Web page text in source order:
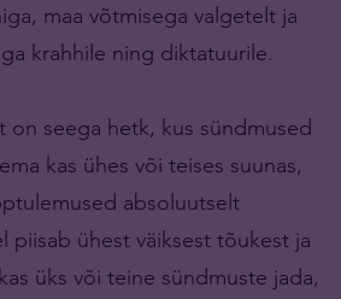
maa võtmisega valgetelt ja
krahhile ning diktatuurile.
on seega hetk, kus sündmused
kas ühes või teises suunas,
absoluutselt
piisab ühest väiksest tõukest ja
üks või teine sündmuste jada,